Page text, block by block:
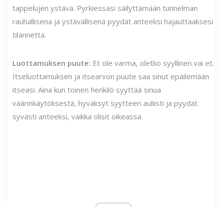
tappelujen ystävä. Pyrkiessäsi säilyttämään tunnelman
rauhallisena ja ystävällisenä pyydät anteeksi hajauttaaksesi
tilannetta.
Luottamuksen puute: Et ole varma, oletko syyllinen vai et.
Itseluottamuksen ja itsearvon puute saa sinut epäilemään
itseäsi. Aina kun toinen henkilö syyttää sinua
väärinkäytöksestä, hyväksyt syytteen auliisti ja pyydät
syvästi anteeksi, vaikka olisit oikeassa.